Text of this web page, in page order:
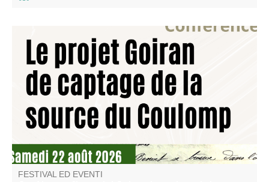
Conférence de Jean-Claude Nobécourt, membre de
l'association Traces Editions
FESTIVAL ED EVENTI